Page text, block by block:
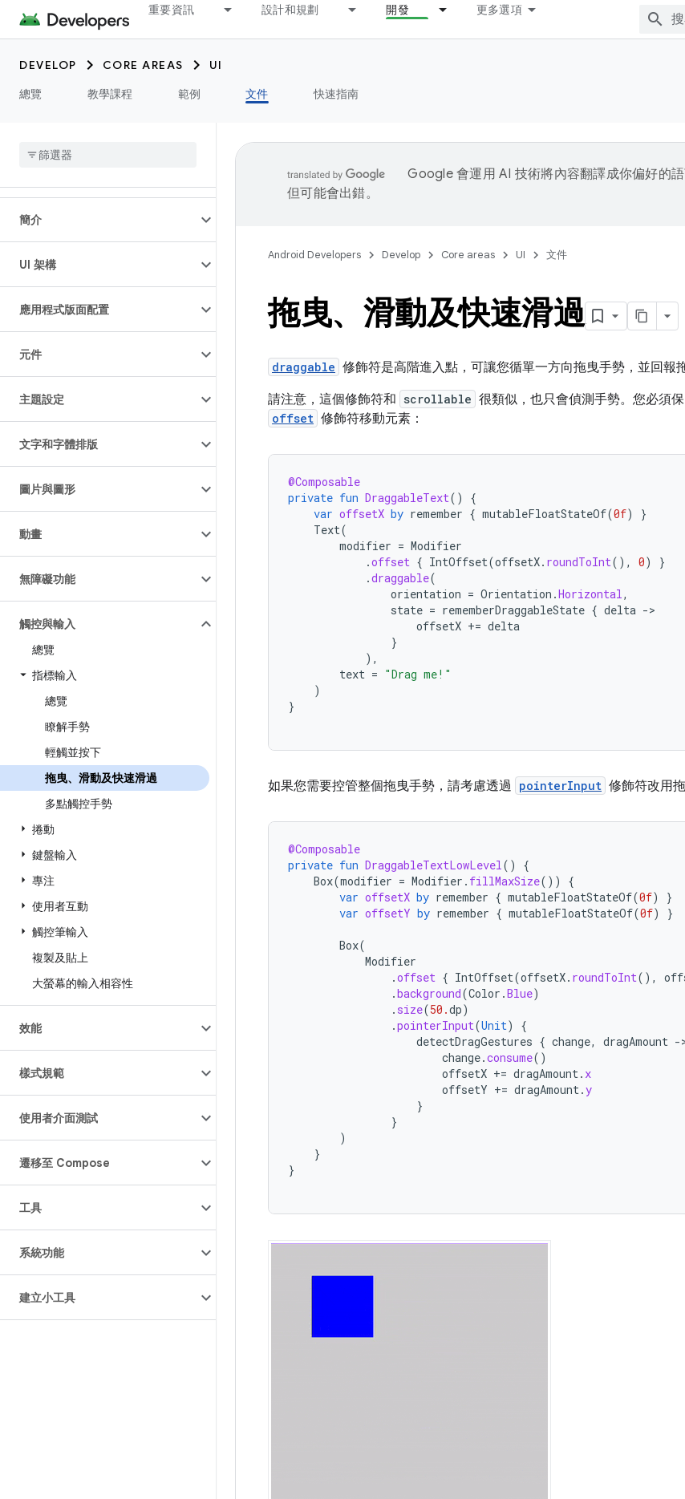
重要資訊 設計和規劃 開發 更多選項
DEVELOP CORE AREAS
UI
總覽
教學課程 範例 文件 快速指南
簡介
UI 架構
應用程式版面配置
元件
主題設定
文字和字體排版
圖片與圖形
動畫
無障礙功能
觸控與輸入
總覽
指標輸入
總覽
瞭解手勢
輕觸並按下
拖曳、滑動及快速滑過
多點觸控手勢
捲動
鍵盤輸入
專注
使用者互動
觸控筆輸入
複製及貼上
大螢幕的輸入相容性
效能
樣式規範
使用者介面測試
遷移至 Compose
工具
系統功能
建立小工具
Google 會運用 AI 技術將內容翻譯成你偏好的語
但可能會出錯。
Android Developers Develop Core areas UI 文件
拖曳、滑動及快速滑過
draggable 修飾符是高階進入點，可讓您循單一方向拖曳手勢，並回報
請注意，這個修飾符和 scrollable 很類似，也只會偵測手勢。您必須
offset 修飾符移動元素：
@Composable
private fun DraggableText()
{
var offsetX by remember { mutableFloatStateOf(0f)
}
Text(
modifier = Modifier
.offset { IntOffset(offsetX. roundToInt(), 0)
}
.draggable(
orientation = Orientation .Horizontal,
state = rememberDraggableState { delta -
offsetX += delta
}
),
text = "Drag me!"
)
}
如果您需要控管整個拖曳手勢，請考慮透過 pointerInput 修飾符改用
@Composable
private fun DraggableTextLowLevel()
{
Box(modifier = Modifier . fillMaxSize())
{
var offsetX by remember { mutableFloatStateOf(0f)
}
var offsetY by remember { mutableFloatStateOf(0f) }
Box(
Modifier
.offset { IntOffset(offsetX. roundToInt(),
.background(Color .Blue)
. size(50.dp)
.pointerInput(Unit)
{
detectDragGestures { change, dragAmount -
change.consume()
offsetX += dragAmount. x
offsetY += dragAmount.y
}
}
)
}
}